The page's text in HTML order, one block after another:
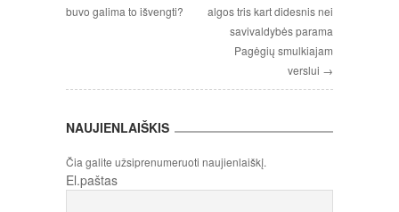
buvo galima to išvengti?
algos tris kart didesnis nei
savivaldybės parama
Pagėgių smulkiajam
verslui →
NAUJIENLAIŠKIS
Čia galite užsiprenumeruoti naujienlaiškį.
El.paštas